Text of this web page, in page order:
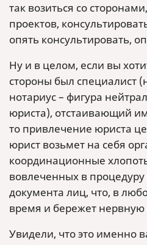
так возиться со
проектов,
опять консультировать,
Ну и в целом, если вы
стороны был специалист
нотариус – фигура
юриста), отстаивающий
то привлечение юриста
юрист возьмет на себя
координационные
вовлеченных в
документа лиц, что, в
время и бережет нервную
Увидели, что это именно